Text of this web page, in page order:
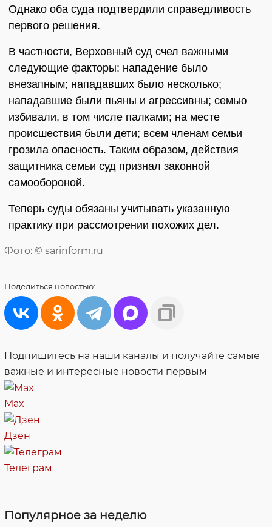
Однако оба суда подтвердили справедливость
первого решения.
В частности, Верховный суд счел важными
следующие факторы: нападение было
внезапным; нападавших было несколько;
нападавшие были пьяны и агрессивны; семью
избивали, в том числе палками; на месте
происшествия были дети; всем членам семьи
грозила опасность. Таким образом, действия
защитника семьи суд признал законной
самообороной.
Теперь суды обязаны учитывать указанную
практику при рассмотрении похожих дел.
Фото: © sarinform.ru
Поделиться новостью:
Подпишитесь на наши каналы и получайте самые
важные и интересные новости первым
Max
Дзен
Телеграм
Популярное за неделю